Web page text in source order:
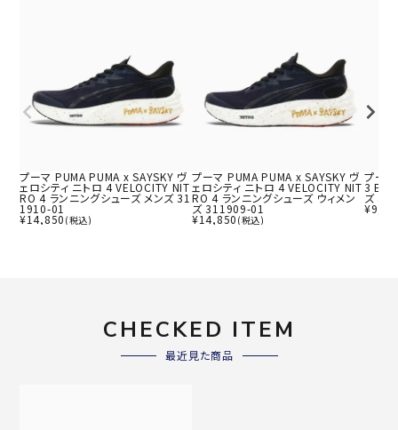
プーマ PUMA PUMA x SAYSKY ヴ
ェロシティ ニトロ 4 VELOCITY NIT
RO 4 ランニングシューズ メンズ 31
1910-01
¥14,850 (税込)
プーマ PUMA PUMA x SAYSKY ヴ
ェロシティ ニトロ 4 VELOCITY NIT
RO 4 ランニングシューズ ウィメン
ズ 311909-01
¥14,850 (税込)
プーマ
3
ズ
¥
CHECKED ITEM
最近見た商品